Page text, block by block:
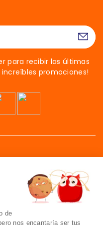
para recibir las últimas
promociones!
de
nos encantaría ser tus